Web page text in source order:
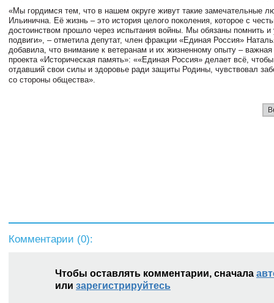
«Мы гордимся тем, что в нашем округе живут такие замечательные
Ильинична. Её жизнь – это история целого поколения, которое с
достоинством прошло через испытания войны. Мы обязаны помнить и
подвиги», – отметила депутат, член фракции «Единая Россия»
добавила, что внимание к ветеранам и их жизненному опыту – важная
проекта «Историческая память»: ««Единая Россия» делает всё,
отдавший свои силы и здоровье ради защиты Родины, чувствовал
со стороны общества».
Комментарии (0):
Чтобы оставлять комментарии, сначала
или зарегистрируйтесь